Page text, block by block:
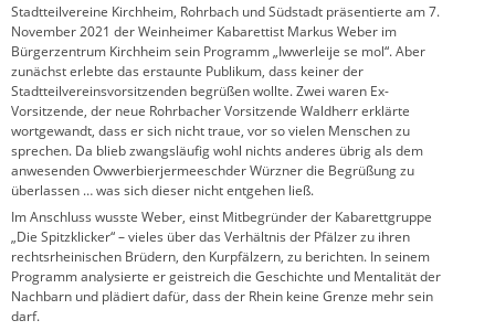
Stadtteilvereine Kirchheim, Rohrbach und Südstadt präsentierte am 7.
November 2021 der Weinheimer Kabarettist Markus Weber im
Bürgerzentrum Kirchheim sein Programm „Iwwerleije se mol“. Aber
zunächst erlebte das erstaunte Publikum, dass keiner der
Stadtteilvereinsvorsitzenden begrüßen wollte. Zwei waren Ex-
Vorsitzende, der neue Rohrbacher Vorsitzende Waldherr erklärte
wortgewandt, dass er sich nicht traue, vor so vielen Menschen zu
sprechen. Da blieb zwangsläufig wohl nichts anderes übrig als dem
anwesenden Owwerbierjermeeschder Würzner die Begrüßung zu
überlassen … was sich dieser nicht entgehen ließ.
Im Anschluss wusste Weber, einst Mitbegründer der Kabarettgruppe
„Die Spitzklicker“ – vieles über das Verhältnis der Pfälzer zu ihren
rechtsrheinischen Brüdern, den Kurpfälzern, zu berichten. In seinem
Programm analysierte er geistreich die Geschichte und Mentalität der
Nachbarn und plädiert dafür, dass der Rhein keine Grenze mehr sein
darf.